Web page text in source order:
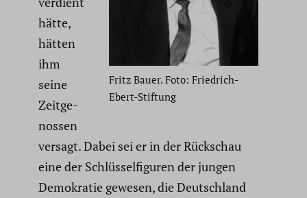
Fritz Bauer. Foto: Friedrich-
Ebert-Stiftung
hätte,
hätten
ihm
seine
Zeitge­
nossen
versagt. Dabei sei er in der Rückschau
eine der Schlüs­sel­fi­guren der jungen
Demokratie gewesen, die Deutsch­land